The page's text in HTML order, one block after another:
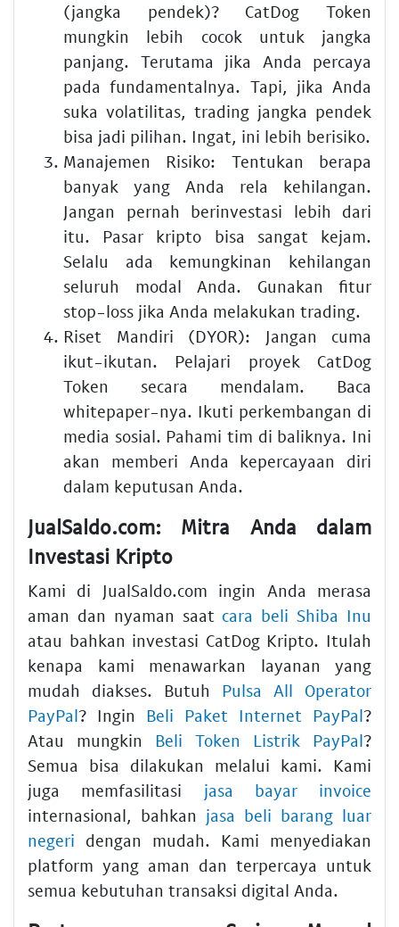
(jangka pendek)? CatDog Token
mungkin lebih cocok untuk jangka
panjang. Terutama jika Anda percaya
pada fundamentalnya. Tapi, jika Anda
suka volatilitas, trading jangka pendek
bisa jadi pilihan. Ingat, ini lebih berisiko.
Manajemen Risiko: Tentukan berapa
banyak yang Anda rela kehilangan.
Jangan pernah berinvestasi lebih dari
itu. Pasar kripto bisa sangat kejam.
Selalu ada kemungkinan kehilangan
seluruh modal Anda. Gunakan fitur
stop-loss jika Anda melakukan trading.
Riset Mandiri (DYOR): Jangan cuma
ikut-ikutan. Pelajari proyek CatDog
Token secara mendalam. Baca
whitepaper-nya. Ikuti perkembangan di
media sosial. Pahami tim di baliknya. Ini
akan memberi Anda kepercayaan diri
dalam keputusan Anda.
JualSaldo.com: Mitra Anda dalam
Investasi Kripto
Kami di JualSaldo.com ingin Anda merasa
aman dan nyaman saat cara beli Shiba Inu
atau bahkan investasi CatDog Kripto. Itulah
kenapa kami menawarkan layanan yang
mudah diakses. Butuh Pulsa All Operator
PayPal? Ingin Beli Paket Internet PayPal?
Atau mungkin Beli Token Listrik PayPal?
Semua bisa dilakukan melalui kami. Kami
juga memfasilitasi jasa bayar invoice
internasional, bahkan jasa beli barang luar
negeri dengan mudah. Kami menyediakan
platform yang aman dan terpercaya untuk
semua kebutuhan transaksi digital Anda.